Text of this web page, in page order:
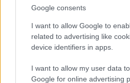
Google consents
I want to allow Google to
related to advertising like
device identifiers in apps.
I want to allow my user data
Google for online advertising
Για ποιο λόγο
αέριο σε τιμές TTF;
Την έντονη αντιστοιχία
ευρωπαϊκού συμβολαίου
λιανικής στο φυσικό αέριο